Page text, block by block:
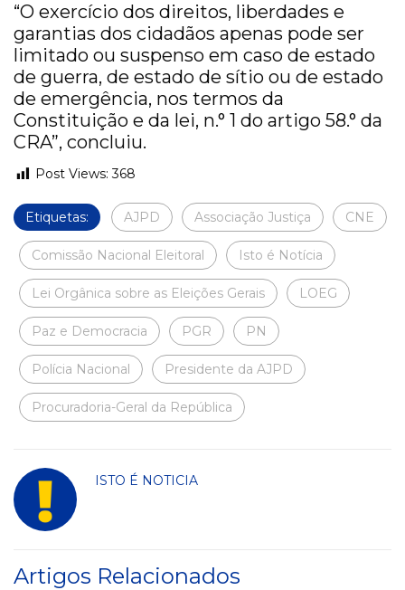
“O exercício dos direitos, liberdades e
garantias dos cidadãos apenas pode ser
limitado ou suspenso em caso de estado
de guerra, de estado de sítio ou de estado
de emergência, nos termos da
Constituição e da lei, n.° 1 do artigo 58.° da
CRA”, concluiu.
Post Views: 368
Etiquetas: AJPD Associação Justiça CNE
Comissão Nacional Eleitoral Isto é Notícia
Lei Orgânica sobre as Eleições Gerais LOEG
Paz e Democracia PGR PN
Polícia Nacional Presidente da AJPD
Procuradoria-Geral da República
ISTO É NOTICIA
Artigos Relacionados